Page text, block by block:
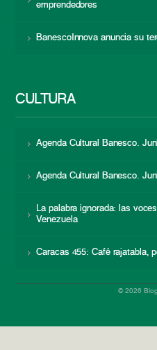
emprendedores
BanescoInnova anuncia su
CULTURA
Agenda Cultural Banesco.
Agenda Cultural Banesco.
La palabra ignorada: las
Venezuela
Caracas 455: Café rajatabla,
© 2026